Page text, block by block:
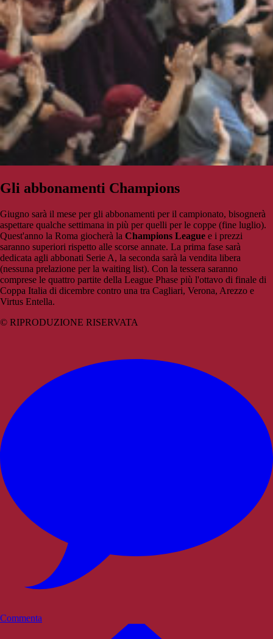
Gli abbonamenti Champions
Giugno sarà il mese per gli abbonamenti per il campionato, bisognerà
aspettare qualche settimana in più per quelli per le coppe (fine luglio).
Quest'anno la Roma giocherà la Champions League e i prezzi
saranno superiori rispetto alle scorse annate. La prima fase sarà
dedicata agli abbonati Serie A, la seconda sarà la vendita libera
(nessuna prelazione per la waiting list). Con la tessera saranno
comprese le quattro partite della League Phase più l'ottavo di finale di
Coppa Italia di dicembre contro una tra Cagliari, Verona, Arezzo e
Virtus Entella.
© RIPRODUZIONE RISERVATA
Commenta